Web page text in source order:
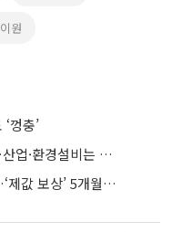
원
껑충’
현대건설, 아파트·토건·건축 1위…산업·환경설비는 삼성E&A
용적률 높여 임대 더 지으라더니…‘제값 보상’ 5개월째 국회에 발목